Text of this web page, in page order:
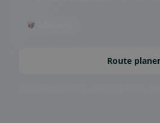
🥡 Takeaway
Route